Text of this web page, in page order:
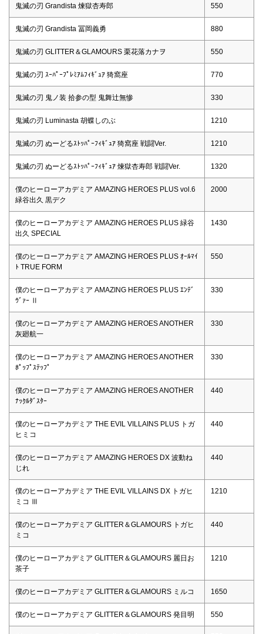
鬼滅の刃 Grandista 煉獄杏寿郎 550
鬼滅の刃 Grandista 冨岡義勇 880
鬼滅の刃 GLITTER＆GLAMOURS 栗花落カナヲ 550
鬼滅の刃 ｽｰﾊﾟｰﾌﾟﾚﾐｱﾑﾌｨｷﾞｭｱ 猗窩座 770
鬼滅の刃 鬼ノ装 拾参の型 鬼舞辻無惨 330
鬼滅の刃 Luminasta 胡蝶しのぶ 1210
鬼滅の刃 ぬーどるｽﾄｯﾊﾟｰﾌｨｷﾞｭｱ 猗窩座 戦闘Ver. 1210
鬼滅の刃 ぬーどるｽﾄｯﾊﾟｰﾌｨｷﾞｭｱ 煉獄杏寿郎 戦闘Ver. 1320
僕のヒーローアカデミア AMAZING HEROES PLUS vol.6
緑谷出久 黒デク
2000
僕のヒーローアカデミア AMAZING HEROES PLUS 緑谷
出久 SPECIAL
1430
僕のヒーローアカデミア AMAZING HEROES PLUS ｵｰﾙﾏｲ
ﾄ TRUE FORM
550
僕のヒーローアカデミア AMAZING HEROES PLUS ｴﾝﾃﾞ
ｳﾞｧｰ Ⅱ
330
僕のヒーローアカデミア AMAZING HEROES ANOTHER
灰廻航一
330
僕のヒーローアカデミア AMAZING HEROES ANOTHER
ﾎﾟｯﾌﾟｽﾃｯﾌﾟ
330
僕のヒーローアカデミア AMAZING HEROES ANOTHER
ﾅｯｸﾙﾀﾞｽﾀｰ
440
僕のヒーローアカデミア THE EVIL VILLAINS PLUS トガ
ヒミコ
440
僕のヒーローアカデミア AMAZING HEROES DX 波動ね
じれ
440
僕のヒーローアカデミア THE EVIL VILLAINS DX トガヒ
ミコ Ⅲ
1210
僕のヒーローアカデミア GLITTER＆GLAMOURS トガヒ
ミコ
440
僕のヒーローアカデミア GLITTER＆GLAMOURS 麗日お
茶子
1210
僕のヒーローアカデミア GLITTER＆GLAMOURS ミルコ 1650
僕のヒーローアカデミア GLITTER＆GLAMOURS 発目明 550